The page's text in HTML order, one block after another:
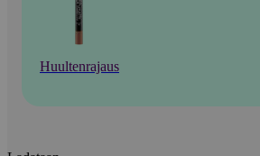
Huultenrajaus